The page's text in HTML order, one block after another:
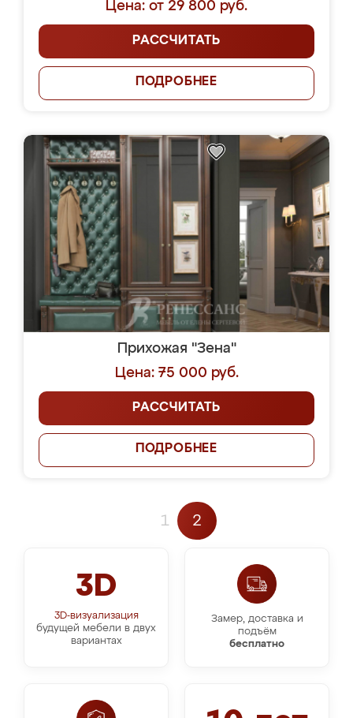
Цена: от 29 800 руб.
РАССЧИТАТЬ
ПОДРОБНЕЕ
Прихожая "Зена"
Цена: 75 000 руб.
РАССЧИТАТЬ
ПОДРОБНЕЕ
1 2
3D
3D-визуализация
будущей мебели в двух
вариантах
Замер, доставка и
подъём
бесплатно